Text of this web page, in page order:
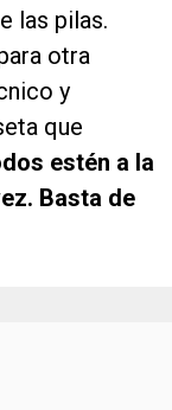
las pilas.
otra
y
que
estén a la
Basta de